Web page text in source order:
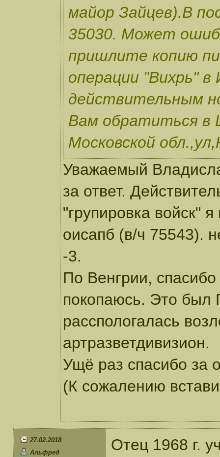
майор Зайцев).В
35030. Может
пришлите копию
операции "Вихрь"
действительным
Вам обратиться в
Московской
Уважаемый
за ответ.
"групировка войск"
оисапб (в/ч 75543).
-3.
По Венгрии,
покопаюсь. Это был
расспологалась
артразветдивизион.
Ущё раз спасибо за
(К сожалению
27.02.2018
Альфред
Отец 1968 г.